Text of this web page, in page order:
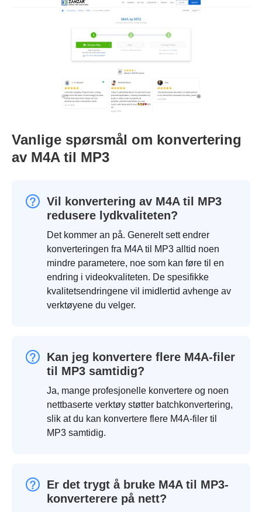
Vanlige spørsmål om konvertering
av M4A til MP3
Vil konvertering av M4A til MP3
redusere lydkvaliteten?
Det kommer an på. Generelt sett endrer
konverteringen fra M4A til MP3 alltid noen
mindre parametere, noe som kan føre til en
endring i videokvaliteten. De spesifikke
kvalitetsendringene vil imidlertid avhenge av
verktøyene du velger.
Kan jeg konvertere flere M4A-filer
til MP3 samtidig?
Ja, mange profesjonelle konvertere og noen
nettbaserte verktøy støtter batchkonvertering,
slik at du kan konvertere flere M4A-filer til
MP3 samtidig.
Er det trygt å bruke M4A til MP3-
konverterere på nett?